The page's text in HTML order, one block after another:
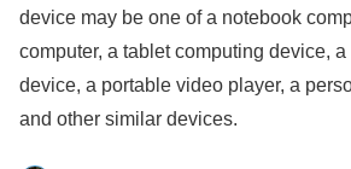
device may be one of a notebook
computer, a tablet computing device,
device, a portable video player, a
and other similar devices.